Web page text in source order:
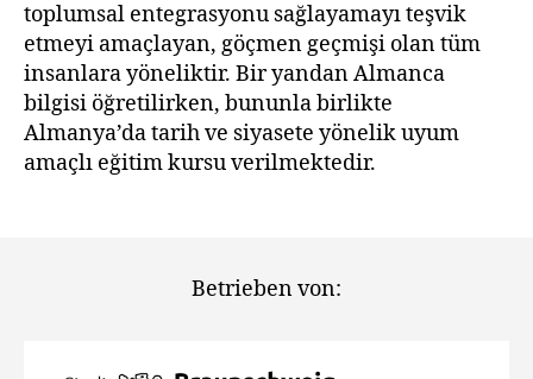
toplumsal entegrasyonu sağlayamayı teşvik
etmeyi amaçlayan, göçmen geçmişi olan tüm
insanlara yöneliktir. Bir yandan Almanca
bilgisi öğretilirken, bununla birlikte
Almanya’da tarih ve siyasete yönelik uyum
amaçlı eğitim kursu verilmektedir.
Betrieben von: